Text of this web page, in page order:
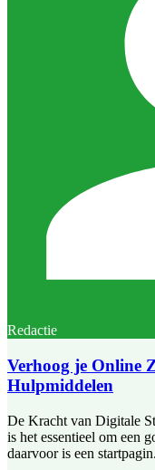
Redactie
Verhoog je Online
Hulpmiddelen
De Kracht van Digitale
is het essentieel om een
daarvoor is een